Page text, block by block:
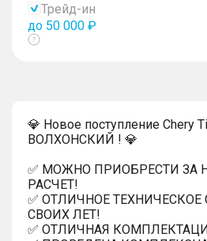
Трейд-ин
до 50 000 ₽
Показать
💎 Новое поступление Chery
ВОЛХОНСКИЙ ! 💎
✅ МОЖНО ПРИОБРЕСТИ ЗА
РАСЧЕТ!
✅ ОТЛИЧНОЕ
СВОИХ ЛЕТ!
✅ ОТЛИЧНАЯ